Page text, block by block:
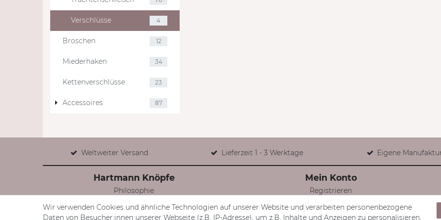
Verschlüsse 4
Broschen 12
Miederhaken 34
Kettenverschlüsse 23
Accessoires 87
Weltweiter Versand Lieferzeit 1 - 3 Werktage Eigene
Hartmann Knöpfe
Philosophie
BLOG
Mein Konto
Registrieren
Mein Konto
Wir verwenden Cookies und ähnliche Technologien auf unserer Website und verarbeiten personenbezogene
Daten von Besucher:innen unserer Webseite (z.B. IP-Adresse), um z.B. Inhalte und Anzeigen zu personalisieren,